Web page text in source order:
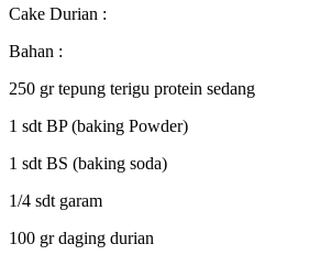
Cake Durian :
Bahan :
250 gr tepung terigu protein sedang
1 sdt BP (baking Powder)
1 sdt BS (baking soda)
1/4 sdt garam
100 gr daging durian